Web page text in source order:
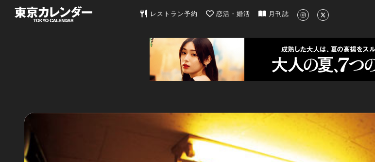
東京カレンダー | 最新のグルメ、洗練されたライフスタイル情報
レストラン予約 恋活・婚活 月刊誌